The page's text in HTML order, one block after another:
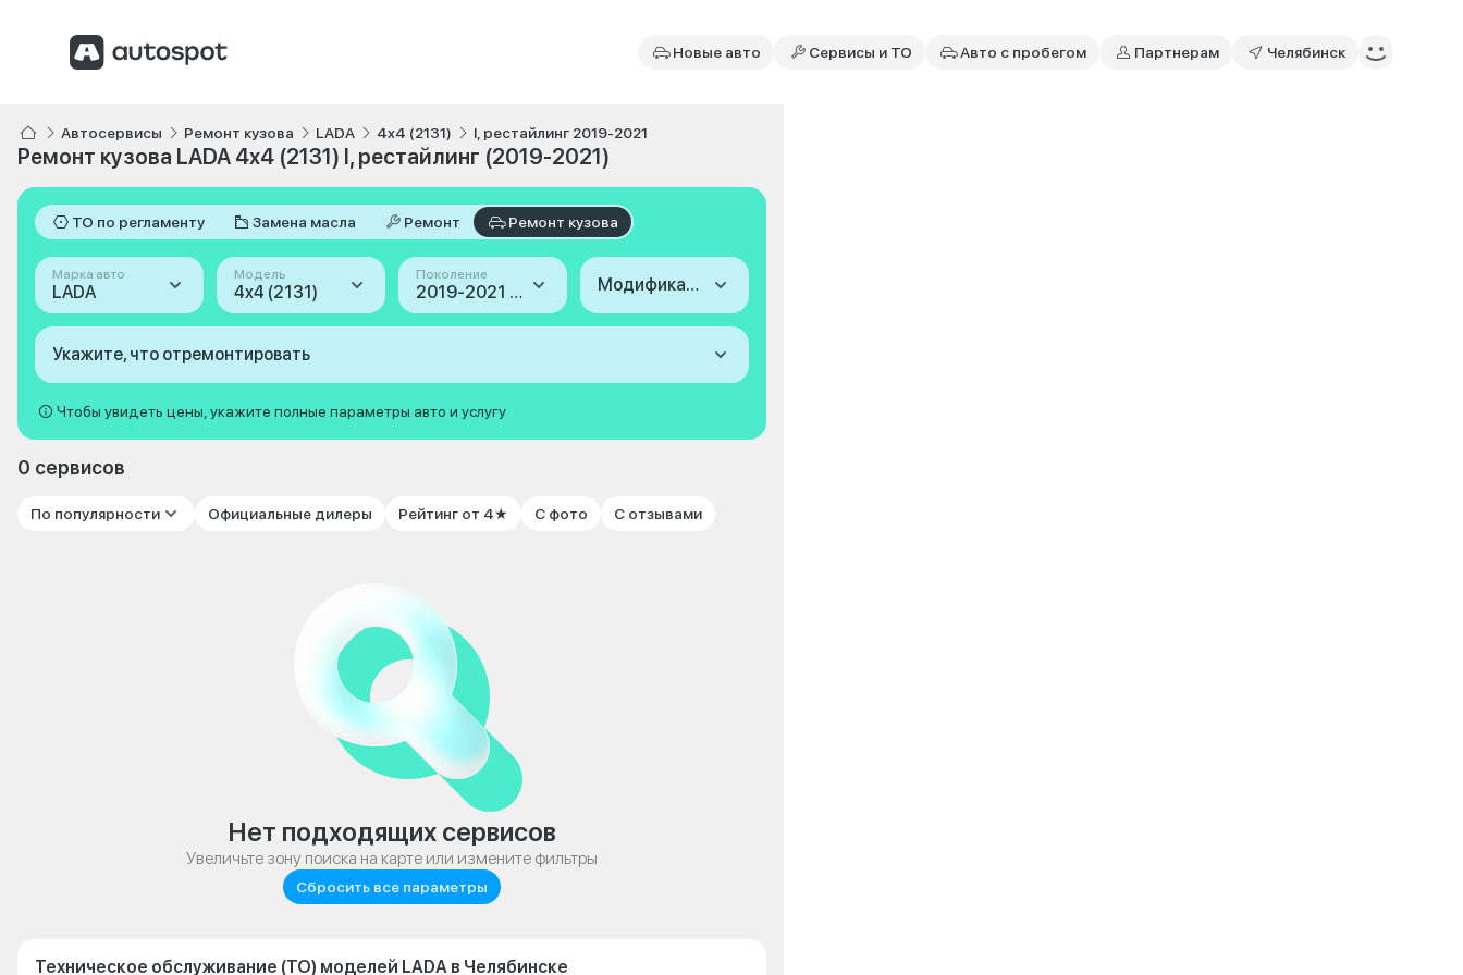
Новые авто Сервисы и ТО Авто с пробегом Партнерам Челябинск
Автосервисы Ремонт кузова LADA 4x4 (2131) I, рестайлинг 2019-2021
Ремонт кузова LADA 4x4 (2131) I, рестайлинг (2019-2021)
ТО по регламенту Замена масла Ремонт Ремонт кузова
Марка авто
LADA
Модель
4x4 (2131)
Поколение
2019-2021 (I, рестайлинг) Модификация
Укажите, что отремонтировать
Чтобы увидеть цены, укажите полные параметры авто и услугу
0 сервисов
По популярности Официальные дилеры Рейтинг от 4★ С фото С отзывами
Нет подходящих сервисов
Увеличьте зону поиска на карте или измените фильтры
Сбросить все параметры
Техническое обслуживание (ТО) моделей LADA в Челябинске